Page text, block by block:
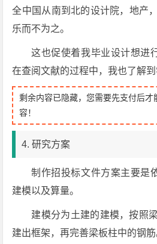
全中国从南到北的设计院，地产
乐而不为之。
这也促使着我毕业设计想进
在查阅文献的过程中，我也了解到
剩余内容已隐藏，您需要先支付后才
容！
4. 研究方案
制作招投标文件方案主要是
建模以及算量。
建模分为土建的建模，按照
建出框架，再完善梁板柱中的钢筋